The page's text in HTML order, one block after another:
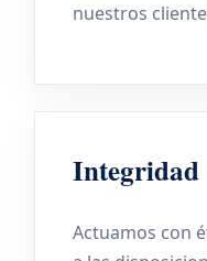
nuestros
Integridad
Actuamos con